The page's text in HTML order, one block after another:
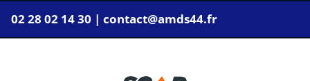
02 28 02 14 30 | contact@amds44.fr